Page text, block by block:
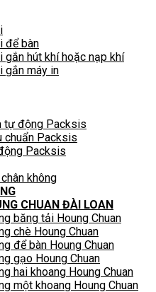
để bàn
gắn hút khí hoặc nạp khí
gắn máy in
tự động Packsis
chuẩn Packsis
Packsis
không
CHUAN ĐÀI LOAN
băng tải Houng Chuan
chè Houng Chuan
để bàn Houng Chuan
gạo Houng Chuan
hai khoang Houng Chuan
một khoang Houng Chuan